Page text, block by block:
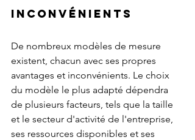
inconvénients
De nombreux modèles de mesure
existent, chacun avec ses propres
avantages et inconvénients. Le choix
du modèle le plus adapté dépendra
de plusieurs facteurs, tels que la taille
et le secteur d'activité de l'entreprise,
ses ressources disponibles et ses